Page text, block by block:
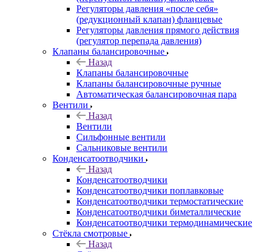
Регуляторы давления «после себя»
(редукционный клапан) фланцевые
Регуляторы давления прямого действия
(регулятор перепада давления)
Клапаны балансировочные
Назад
Клапаны балансировочные
Клапаны балансировочные ручные
Автоматическая балансировочная пара
Вентили
Назад
Вентили
Сильфонные вентили
Сальниковые вентили
Конденсатоотводчики
Назад
Конденсатоотводчики
Конденсатоотводчики поплавковые
Конденсатоотводчики термостатические
Конденсатоотводчики биметаллические
Конденсатоотводчики термодинамические
Стёкла смотровые
Назад